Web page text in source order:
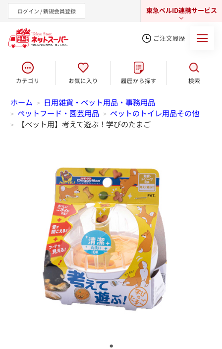
ログイン / 新規会員登録 東急ベルID連携サービス
東急オンラインショップ
ご注文履歴
カテゴリ お気に入り 履歴から探す 検索
ホーム > 日用雑貨・ペット用品・事務用品
> ペットフード・園芸用品 > ペットのトイレ用品その他
> 【ペット用】考えて遊ぶ！学びのたまご